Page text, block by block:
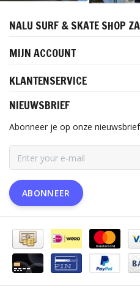
NALU SURF & SKATE SHOP
MIJN ACCOUNT
KLANTENSERVICE
NIEUWSBRIEF
Abonneer je op onze
ABONNEER